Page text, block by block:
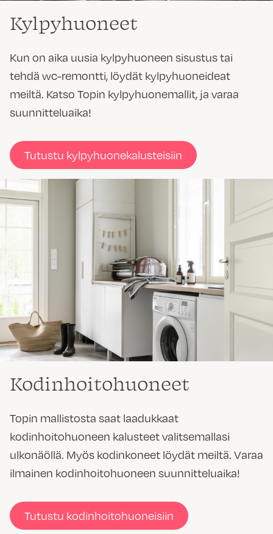
Kylpyhuoneet
Kun on aika uusia kylpyhuoneen sisustus tai
tehdä wc-remontti, löydät kylpyhuoneideat
meiltä. Katso Topin kylpyhuonemallit, ja varaa
suunnitteluaika!
Tutustu kylpyhuonekalusteisiin
Kodinhoitohuoneet
Topin mallistosta saat laadukkaat
kodinhoitohuoneen kalusteet valitsemallasi
ulkonäöllä. Myös kodinkoneet löydät meiltä. Varaa
ilmainen kodinhoitohuoneen suunnitteluaika!
Tutustu kodinhoitohuoneisiin